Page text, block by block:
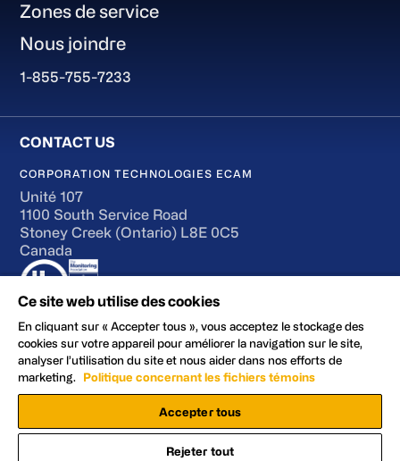
Zones de service
Nous joindre
1-855-755-7233
CORPORATION TECHNOLOGIES ECAM
Unité 107
1100 South Service Road
Stoney Creek (Ontario) L8E 0C5
Canada
Conditions d’utilisation
Accessibilité
Politique en matière de confidentialité et de cookies
Préférences en matière de cookies
Ce site web utilise des cookies
En cliquant sur « Accepter tous », vous acceptez le stockage des
cookies sur votre appareil pour améliorer la navigation sur le site,
analyser l’utilisation du site et nous aider dans nos efforts de
marketing.
Politique concernant les fichiers témoins
Accepter tous
Rejeter tout